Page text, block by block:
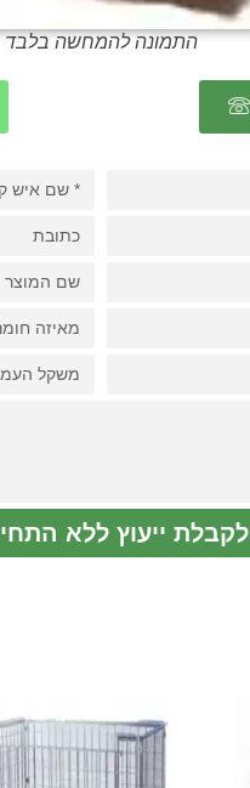
התמונה להמחשה בלבד
לקבלת ייעוץ ללא